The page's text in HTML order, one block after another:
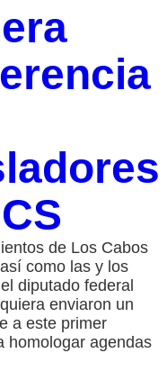
de Los Cabos
como las y los
diputado federal
enviaron un
a este primer
homologar agendas